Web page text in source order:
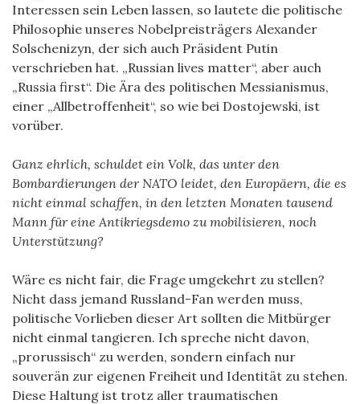
Interessen sein Leben lassen, so lautete die politische
Philosophie unseres Nobelpreisträgers Alexander
Solschenizyn, der sich auch Präsident Putin
verschrieben hat. „Russian lives matter“, aber auch
„Russia first“. Die Ära des politischen Messianismus,
einer „Allbetroffenheit“, so wie bei Dostojewski, ist
vorüber.
Ganz ehrlich, schuldet ein Volk, das unter den
Bombardierungen der NATO leidet, den Europäern, die es
nicht einmal schaffen, in den letzten Monaten tausend
Mann für eine Antikriegsdemo zu mobilisieren, noch
Unterstützung?
Wäre es nicht fair, die Frage umgekehrt zu stellen?
Nicht dass jemand Russland-Fan werden muss,
politische Vorlieben dieser Art sollten die Mitbürger
nicht einmal tangieren. Ich spreche nicht davon,
„prorussisch“ zu werden, sondern einfach nur
souverän zur eigenen Freiheit und Identität zu stehen.
Diese Haltung ist trotz aller traumatischen